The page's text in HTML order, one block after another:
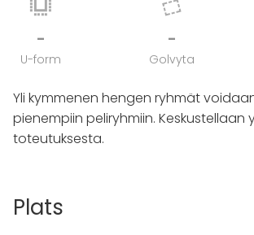
-
U-form
-
Golvyta
Yli kymmenen hengen ryhmät
pienempiin peliryhmiin. Keskustellaan
toteutuksesta.
Plats